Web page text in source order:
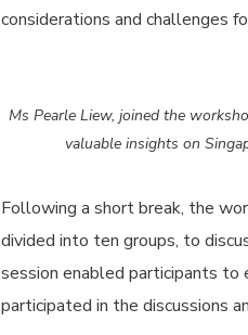
considerations and challenges
Ms Pearle Liew, joined the
valuable insights on
Following a short break, the
divided into ten groups, to
session enabled participants to
participated in the discussions